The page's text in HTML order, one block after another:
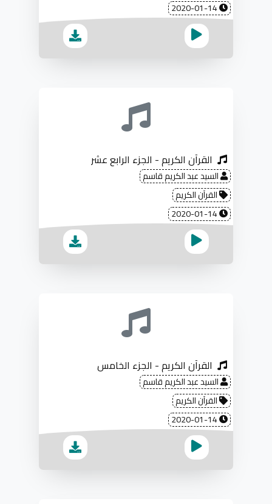
القرآن الكريم - الجزء الرابع عشر
السيد عبد الكريم قاسم
القرآن الكريم
القرآن الكريم - الجزء الخامس
السيد عبد الكريم قاسم
القرآن الكريم